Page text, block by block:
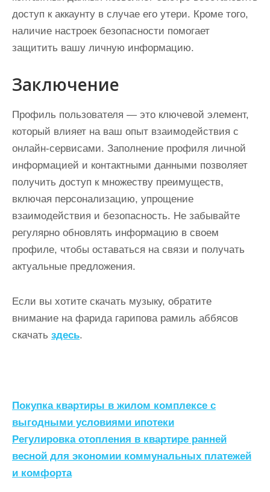
доступ к аккаунту в случае его утери. Кроме того,
наличие настроек безопасности помогает
защитить вашу личную информацию.
Заключение
Профиль пользователя — это ключевой элемент,
который влияет на ваш опыт взаимодействия с
онлайн-сервисами. Заполнение профиля личной
информацией и контактными данными позволяет
получить доступ к множеству преимуществ,
включая персонализацию, упрощение
взаимодействия и безопасность. Не забывайте
регулярно обновлять информацию в своем
профиле, чтобы оставаться на связи и получать
актуальные предложения.
Если вы хотите скачать музыку, обратите
внимание на фарида гарипова рамиль аббясов
скачать здесь.
Н
а
в
и
Покупка квартиры в жилом комплексе с
выгодными условиями ипотеки
Регулировка отопления в квартире ранней
весной для экономии коммунальных платежей
и комфорта